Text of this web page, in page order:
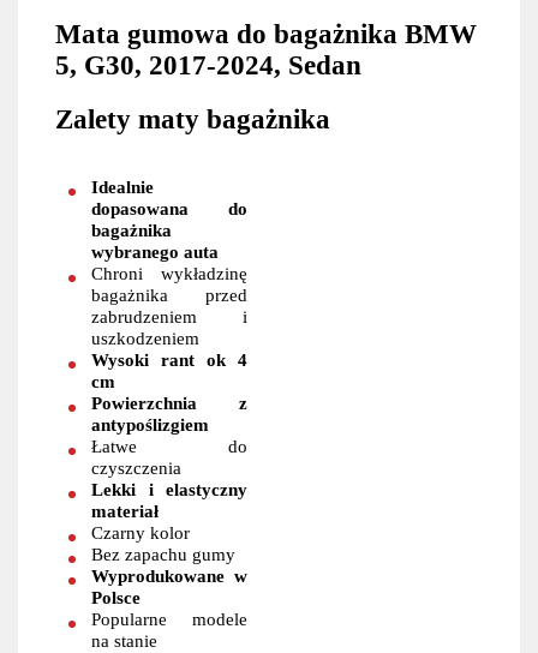
Mata gumowa do bagażnika BMW
5, G30, 2017-2024, Sedan
Zalety maty bagażnika
Idealnie
dopasowana do
bagażnika
wybranego auta
Chroni wykładzinę
bagażnika przed
zabrudzeniem i
uszkodzeniem
Wysoki rant ok 4
cm
Powierzchnia z
antypoślizgiem
Łatwe do
czyszczenia
Lekki i elastyczny
materiał
Czarny kolor
Bez zapachu gumy
Wyprodukowane w
Polsce
Popularne modele
na stanie